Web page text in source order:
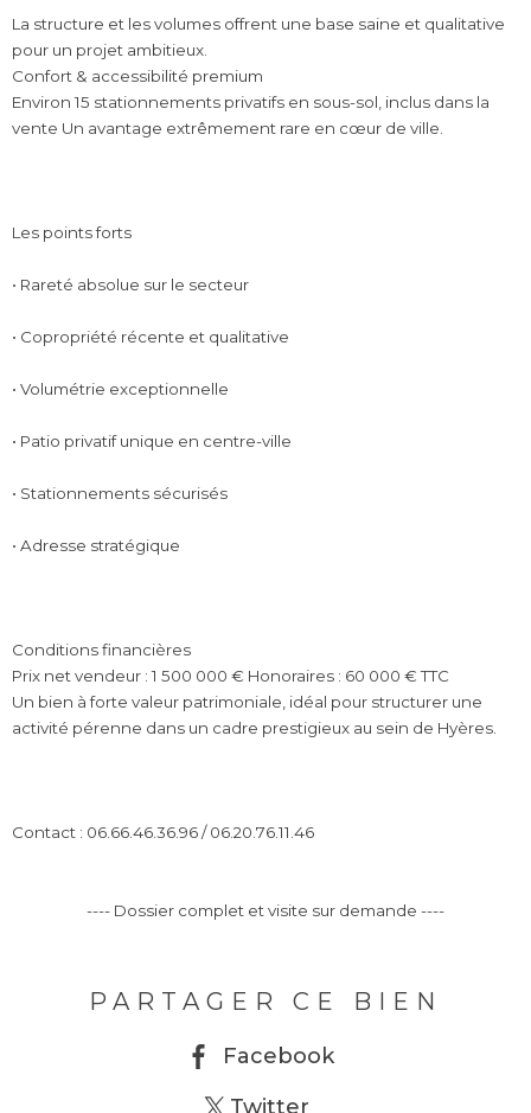
La structure et les volumes offrent une base saine et qualitative
pour un projet ambitieux.
Confort & accessibilité premium
Environ 15 stationnements privatifs en sous-sol, inclus dans la
vente Un avantage extrêmement rare en cœur de ville.
Les points forts
• Rareté absolue sur le secteur
• Copropriété récente et qualitative
• Volumétrie exceptionnelle
• Patio privatif unique en centre-ville
• Stationnements sécurisés
• Adresse stratégique
Conditions financières
Prix net vendeur : 1 500 000 € Honoraires : 60 000 € TTC
Un bien à forte valeur patrimoniale, idéal pour structurer une
activité pérenne dans un cadre prestigieux au sein de Hyères.
Contact : 06.66.46.36.96 / 06.20.76.11.46
---- Dossier complet et visite sur demande ----
PARTAGER CE BIEN
Facebook
Twitter